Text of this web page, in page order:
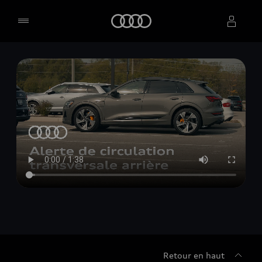
Sélectionner un concessionnaire
Retour en haut